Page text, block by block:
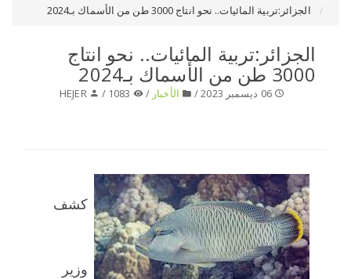
اختر بلدا/بلدان
الجزائر:تربية المائيات.. نحو انتاج 3000 طن من الأسماك بـ2024
الجزائر:تربية المائيات.. نحو انتاج
3000 طن من الأسماك بـ2024
06 ديسمبر 2023 / الأخبار /
HEJER
كشف
وزير